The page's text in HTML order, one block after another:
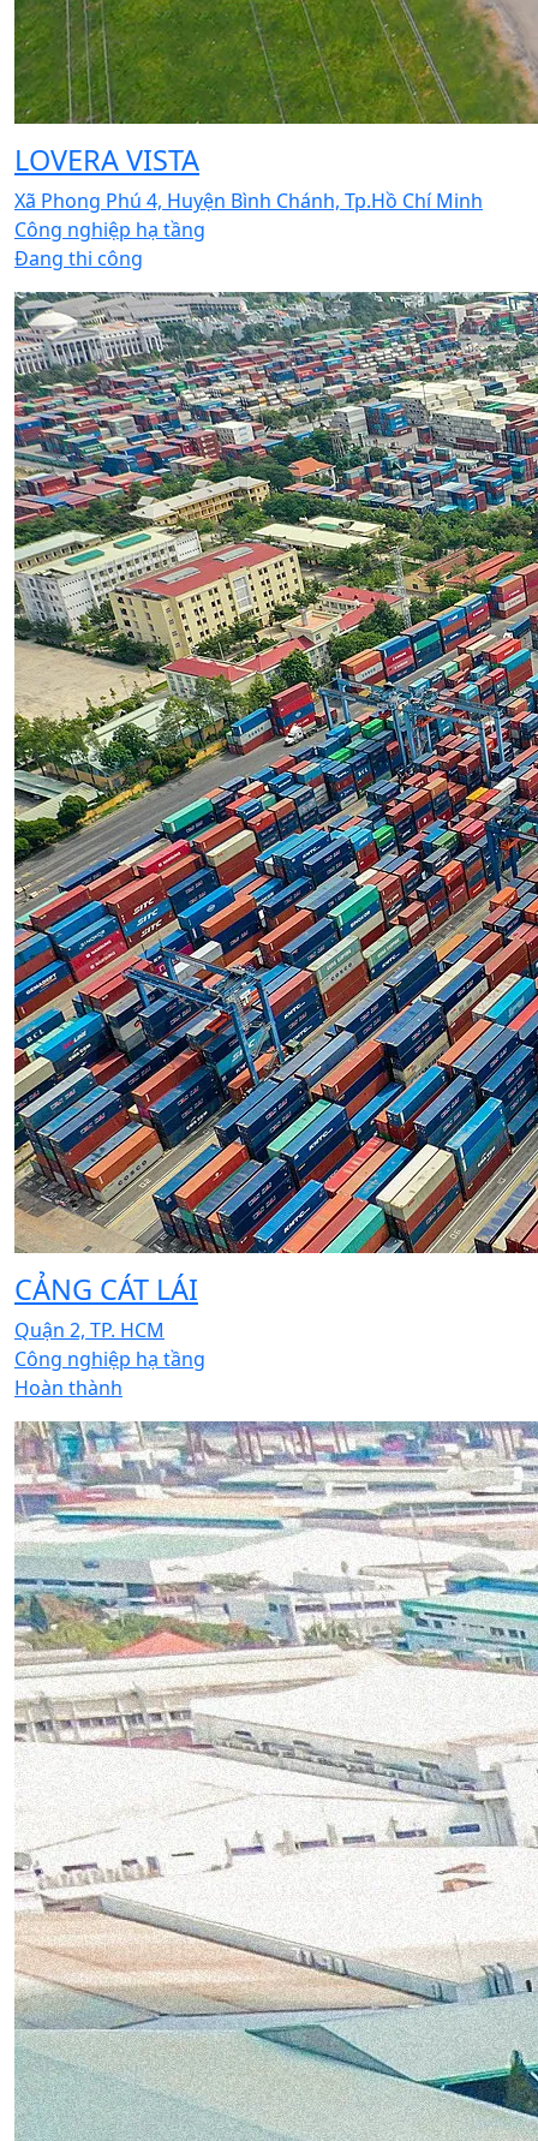
LOVERA VISTA
Xã Phong Phú 4, Huyện Bình Chánh, Tp.Hồ Chí Minh
Công nghiệp hạ tầng
Đang thi công
CẢNG CÁT LÁI
Quận 2, TP. HCM
Công nghiệp hạ tầng
Hoàn thành